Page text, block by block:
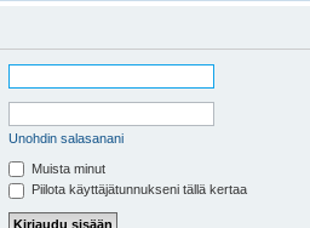
Unohdin salasanani
Muista minut
Piilota käyttäjätunnukseni tällä kertaa